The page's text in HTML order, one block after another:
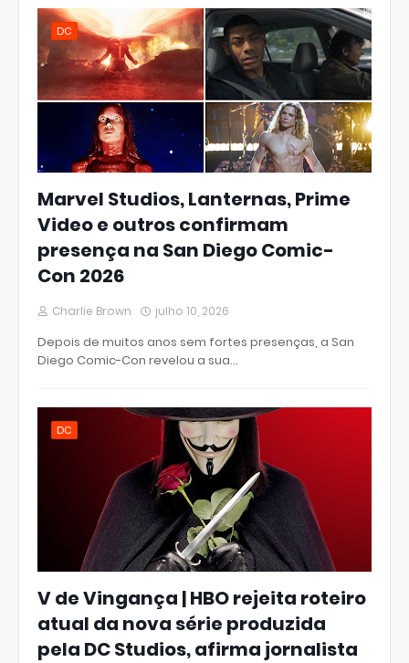
DC
Marvel Studios, Lanternas, Prime
Video e outros confirmam
presença na San Diego Comic-
Con 2026
Charlie Brown julho 10, 2026
Depois de muitos anos sem fortes presenças, a San
Diego Comic-Con revelou a sua…
DC
V de Vingança | HBO rejeita roteiro
atual da nova série produzida
pela DC Studios, afirma jornalista